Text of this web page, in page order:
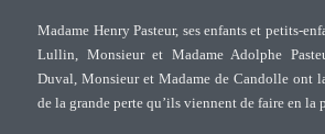
Madame Henry Pasteur, ses enfants et petits-
Lullin, Monsieur et Madame Adolphe
Duval, Monsieur et Madame de Candolle ont
de la grande perte qu’ils viennent de faire en la